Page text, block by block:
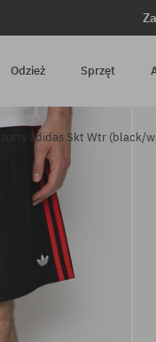
Odzież Sprzęt
Szorty adidas Skt Wtr (black/